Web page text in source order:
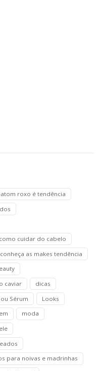
roxo é tendência
como cuidar do cabelo
conheça as makes tendência
caviar
dicas
Sérum
Looks
moda
para noivas e madrinhas